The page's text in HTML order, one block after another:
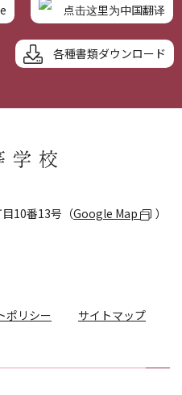
点击这里为中国翻译
各種書類ダウンロード
10番13号（Google Map
）
ポリシー サイトマップ